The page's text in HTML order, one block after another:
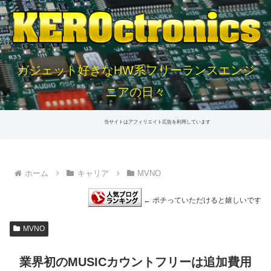
ガジェット好きなHW系フリーランスエンジ
ニアの日々
当サイトはアフィリエイト広告を利用しています
ホーム キャリア MVNO
← ポチっていただけると嬉しいです
MVNO
業界初のMUSICカウントフリーは追加費用